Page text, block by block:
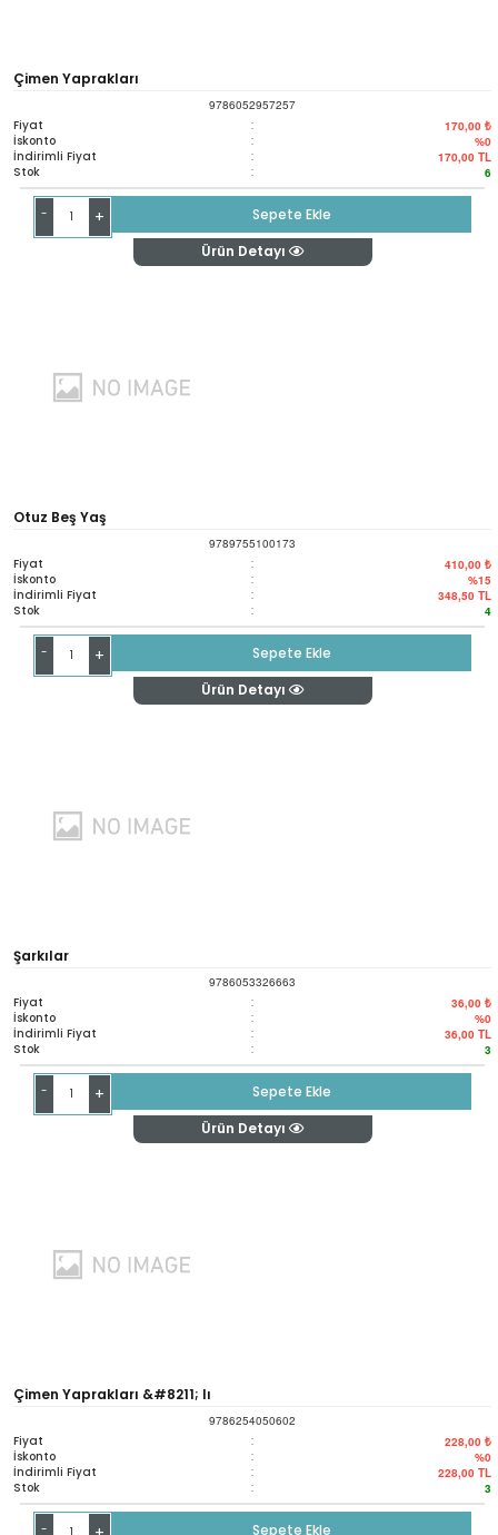
Çimen Yaprakları
9786052957257
Fiyat : 170,00 ₺
İskonto : %0
İndirimli Fiyat : 170,00 TL
Stok : 6
- +
Sepete Ekle
Ürün Detayı
Otuz Beş Yaş
9789755100173
Fiyat : 410,00 ₺
İskonto : %15
İndirimli Fiyat : 348,50 TL
Stok : 4
- +
Sepete Ekle
Ürün Detayı
Şarkılar
9786053326663
Fiyat : 36,00 ₺
İskonto : %0
İndirimli Fiyat : 36,00 TL
Stok : 3
- +
Sepete Ekle
Ürün Detayı
Çimen Yaprakları &#8211; Iı
9786254050602
Fiyat : 228,00 ₺
İskonto : %0
İndirimli Fiyat : 228,00 TL
Stok : 3
-
Sepete Ekle